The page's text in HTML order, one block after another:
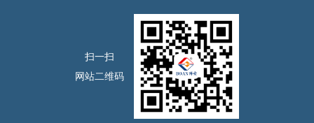
扫一扫
网站二维码